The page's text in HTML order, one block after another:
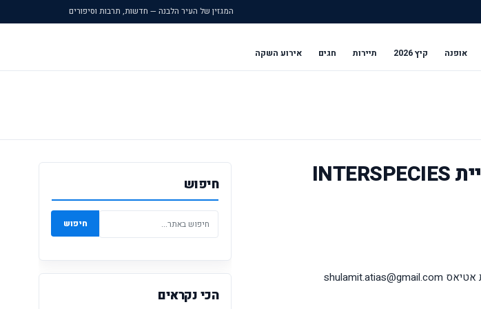
המגזין של העיר הלבנה — חדשות, תרבות וסיפורים
אופנה קיץ 2026 תיירות חגים אירוע השקה
telavivi.net: רנואר השיקה היום את קולקציית INTERSPECIES
: מאת:שולמית אטיאס shulamit.atias@gmail.com
חיפוש
חיפוש
הכי נקראים